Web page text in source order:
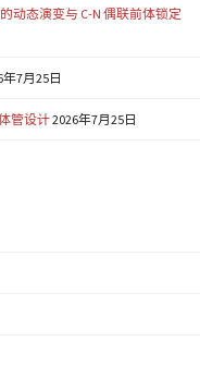
动态演变与 C-N 偶联前体锁定
年7月25日
管设计2026年7月25日